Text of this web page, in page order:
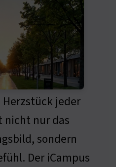
jeder
nicht nur das
sondern
Der iCampus